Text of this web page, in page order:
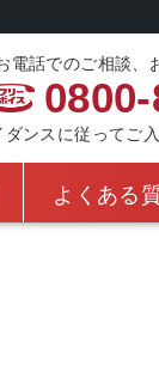
電話でのご相談、
ンスに従ってご
よくある